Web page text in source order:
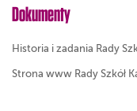
Dokumenty
Historia i zadania Rady
Strona www Rady Szkół